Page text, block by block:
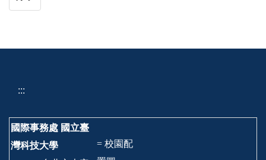
:::
國際事務處 國立臺
灣科技大學
= 校園配